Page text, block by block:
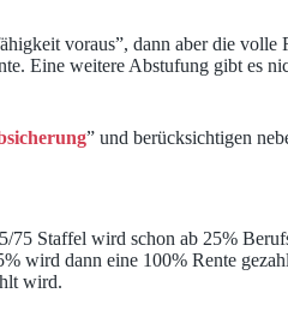
voraus”, dann aber die
Eine weitere Abstufung gibt es
” und berücksichtigen
Staffel wird schon ab 25%
wird dann eine 100% Rente
wird.